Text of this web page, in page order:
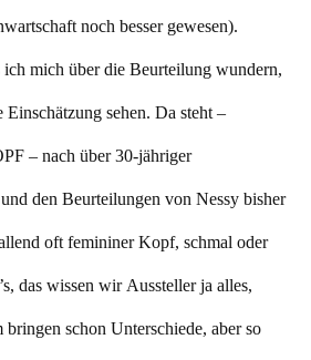
noch besser gewesen).
mich über die Beurteilung wundern,
Einschätzung sehen. Da steht –
– nach über 30-jähriger
den Beurteilungen von Nessy bisher
oft femininer Kopf, schmal oder
das wissen wir Aussteller ja alles,
schon Unterschiede, aber so